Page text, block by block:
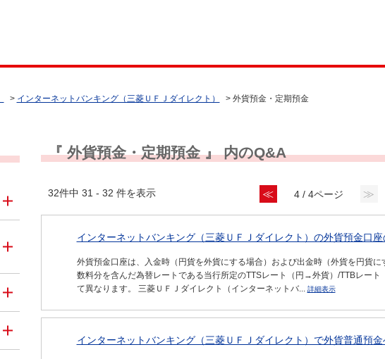
> インターネットバンキング（三菱ＵＦＪダイレクト） > 外貨預金・定期預金
『 外貨預金・定期預金 』 内のQ&A
32件中 31 - 32 件を表示 ≪ 4 / 4ページ ≫
インターネットバンキング（三菱ＵＦＪダイレクト）の外貨預金口座
外貨預金口座は、入金時（円貨を外貨にする場合）および出金時（外貨を円貨
数料分を含んだ為替レートである当行所定のTTSレート（円→外貨）/TTBレー
て異なります。 三菱ＵＦＪダイレクト（インターネットバ... 詳細表示
インターネットバンキング（三菱ＵＦＪダイレクト）で外貨普通預金